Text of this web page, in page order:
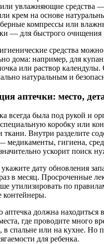
увлажняющие средства
крем на основе
компрессы или
— для быстрого
средства можно
дома: например, для
или раствор
натуральным и
аптечки: место,
всегда была под рукой и
специальную коробку или
ткани. Внутри разделите
медикаменты, гигиена,
ускорит поиск
дату обновления
в месяц. Просроченные
утилизировать по
контейнеры.
аптечка должна находиться
где проводите много
спальне или на кухне. Но
для ребенка.